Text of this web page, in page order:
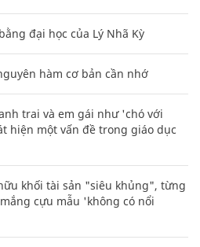
đại học của Lý Nhã Kỳ
hàm cơ bản cần nhớ
trai và em gái như 'chó với
hiện một vấn đề trong giáo dục
khối tài sản "siêu khủng", từng
cựu mẫu 'không có nổi